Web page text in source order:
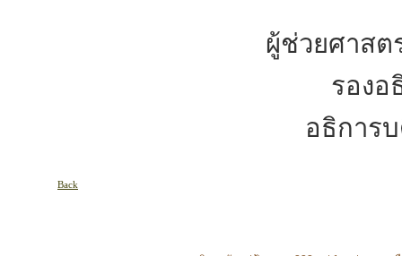
ผู้ช่วยศาส
รอง
อธิการ
Back